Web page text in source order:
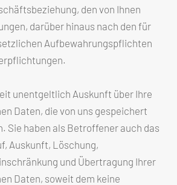
den von Ihnen
darüber hinaus nach den für
Aufbewahrungspflichten
unentgeltlich Auskunft über Ihre
Daten, die von uns gespeichert
Sie haben als Betroffener auch das
Auskunft, Löschung,
und Übertragung Ihrer
Daten, soweit dem keine